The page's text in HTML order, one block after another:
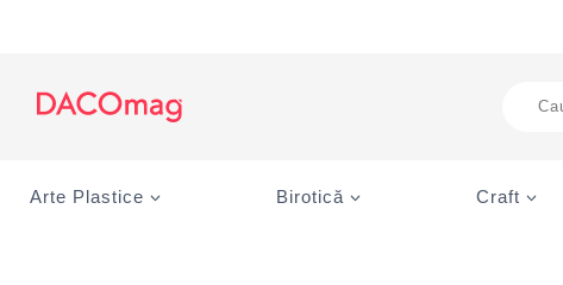
search
Arte Plastice Birotică Craft